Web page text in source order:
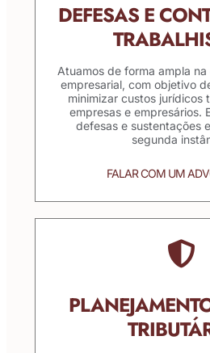
DEFESAS E
Atuamos de forma ampla
empresarial, com objetivo
minimizar custos jurídicos
empresas e empresários.
defesas e sustentações
segunda
FALAR COM UM